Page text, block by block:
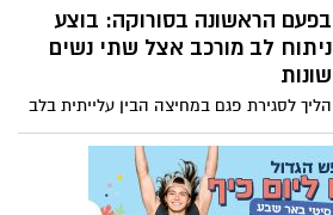
זוכרת את עצמך תמיד מתבוננת בחזה שלך
ולא באמת יוצאת מרוצה ממנו, כדאי שתדעי
בפעם הראשונה בסורוקה: בוצע
ניתוח לב מורכב אצל שתי נשים
שונות
הליך לסגירת פגם במחיצה הבין עלייתית בלב
בוצע לראשונה בסורוקה בהצלחה. מנהל
היחידה לטיפול נמרץ לב: "המטופלות
השתחררו לביתן תוך זמן קצר ובמצב טוב"